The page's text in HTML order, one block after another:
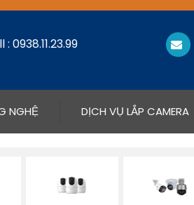
: 0938.11.23.99
NGHỆ DỊCH VỤ LẮP CAMERA